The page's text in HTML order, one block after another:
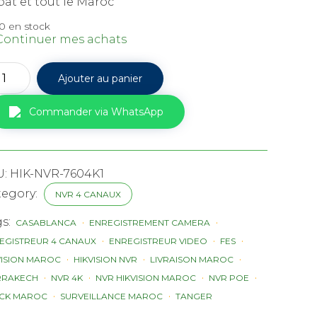
en stock
mes achats
Ajouter au panier
Commander via WhatsApp
HIK-NVR-7604K1
NVR 4 CANAUX
CASABLANCA
ENREGISTREMENT CAMERA
4 CANAUX
ENREGISTREUR VIDEO
FES
MAROC
HIKVISION NVR
LIVRAISON MAROC
NVR 4K NVR HIKVISION MAROC
NVR POE
MAROC
SURVEILLANCE MAROC TANGER